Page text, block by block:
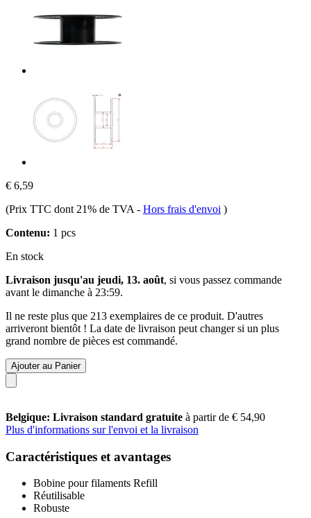
€ 6,59
(Prix TTC dont 21% de TVA - Hors frais d'envoi )
Contenu: 1 pcs
En stock
Livraison jusqu'au jeudi, 13. août, si vous passez commande
avant le dimanche à 23:59.
Il ne reste plus que 213 exemplaires de ce produit. D'autres
arriveront bientôt ! La date de livraison peut changer si un plus
grand nombre de pièces est commandé.
Ajouter au Panier
Belgique: Livraison standard gratuite à partir de € 54,90
Plus d'informations sur l'envoi et la livraison
Caractéristiques et avantages
Bobine pour filaments Refill
Réutilisable
Robuste